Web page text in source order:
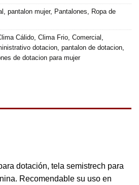
pantalon mujer, Pantalones
Ropa de
Cálido Clima Frio Comercial
dotacion pantalon de dotacion
de dotacion para mujer
dotación, tela semistrech para
Recomendable su uso en